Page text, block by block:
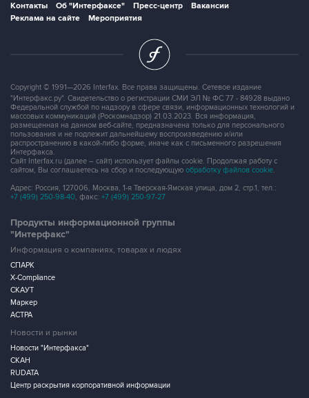
Контакты Об "Интерфаксе" Пресс-центр
Вакансии
Реклама на сайте
Мероприятия
Copyright © 1991—2026 Interfax. Все права защищены. Сетевое издание
"Интерфакс.ру". Свидетельство о регистрации СМИ ЭЛ № ФС 77 - 84928 выдано
Федеральной службой по надзору в сфере связи, информационных технологий и
массовых коммуникаций (Роскомнадзор) 21.03.2023. Вся информация,
размещенная на данном веб-сайте, предназначена только для персонального
пользования и не подлежит дальнейшему воспроизведению и/или
распространению в какой-либо форме, иначе как с письменного разрешения
Интерфакса.
Сайт Interfax.ru (далее – сайт) использует файлы cookie. Продолжая работу с
сайтом, Вы соглашаетесь на сбор и последующую обработку файлов cookie.
Адрес: Россия, 127006, Москва, 1-я Тверская-Ямская улица, дом 2, стр.1, тел.:
+7 (499) 250-98-40, факс: +7 (499) 250-97-27
Продукты информационной группы
"Интерфакс"
Информация о компаниях, товарах и людях
СПАРК
X-Compliance
СКАУТ
Маркер
АСТРА
Новости и рынки
Новости "Интерфакса"
СКАН
RUDATA
Центр раскрытия корпоративной информации